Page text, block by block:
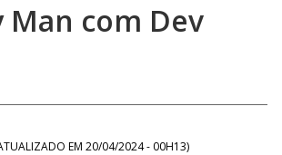
Man com Dev
EM 20/04/2024 - 00H13)